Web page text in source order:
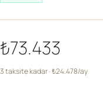
₺73.433
3 taksite kadar · ₺24.478/ay